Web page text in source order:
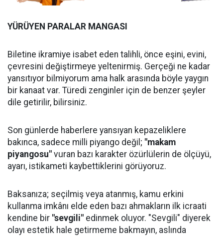
YÜRÜYEN PARALAR MANGASI
Biletine ikramiye isabet eden talihli, önce eşini, evini,
çevresini değiştirmeye yeltenirmiş. Gerçeği ne kadar
yansıtıyor bilmiyorum ama halk arasında böyle yaygın
bir kanaat var. Türedi zenginler için de benzer şeyler
dile getirilir, bilirsiniz.
Son günlerde haberlere yansıyan kepazeliklere
bakınca, sadece milli piyango değil; "makam
piyangosu" vuran bazı karakter özürlülerin de ölçüyü,
ayarı, istikameti kaybettiklerini görüyoruz.
Baksanıza; seçilmiş veya atanmış, kamu erkini
kullanma imkânı elde eden bazı ahmakların ilk icraati
kendine bir "sevgili" edinmek oluyor. "Sevgili" diyerek
olayı estetik hale getirmeme bakmayın, aslında